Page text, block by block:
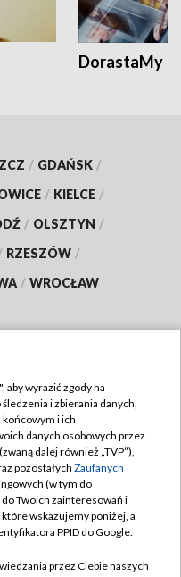
DorastaMy
/ GDAŃSK /
/ KIELCE /
/ OLSZTYN /
RZESZÓW /
/ WROCŁAW
TVP
aby wyrazić zgody na
i zbierania danych,
i ich
danych osobowych przez
dalej również „TVP”),
pozostałych Zaufanych
(w tym do
Twoich zainteresowań i
wskazujemy poniżej, a
PPID do Google.
przez Ciebie naszych